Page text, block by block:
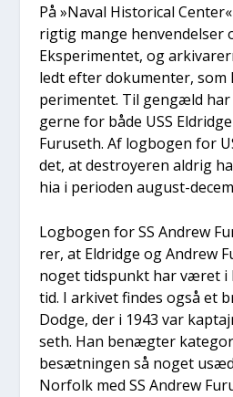
På »Naval Histo­ri­cal
rig­tig man­ge hen­ven­del­ser
Eks­pe­ri­men­tet, og
ledt efter doku­men­ter,
pe­ri­men­tet. Til gen­gæld
ger­ne for både USS
Furu­seth. Af log­bo­gen for
det, at destroy­e­ren aldrig
hia i peri­o­den august-
Log­bo­gen for SS Andrew
rer, at Eldrid­ge og Andrew
noget tids­punkt har været i
tid. I arki­vet fin­des også et
Dod­ge, der i 1943 var
seth. Han benæg­ter
besæt­nin­gen så noget
Nor­folk med SS Andrew